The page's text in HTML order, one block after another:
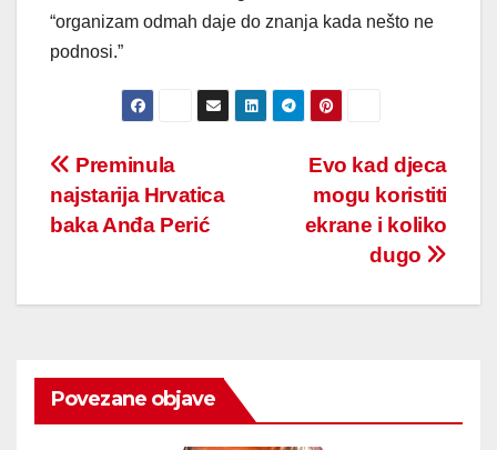
“organizam odmah daje do znanja kada nešto ne
podnosi.”
Post
navigation
Evo kad djeca
mogu koristiti
ekrane i koliko
dugo
Preminula
najstarija Hrvatica
baka Anđa Perić
Povezane objave